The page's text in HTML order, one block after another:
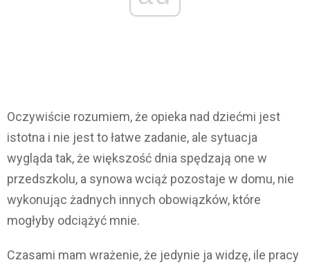
Oczywiście rozumiem, że opieka nad dziećmi jest
istotna i nie jest to łatwe zadanie, ale sytuacja
wygląda tak, że większość dnia spędzają one w
przedszkolu, a synowa wciąż pozostaje w domu, nie
wykonując żadnych innych obowiązków, które
mogłyby odciążyć mnie.
Czasami mam wrażenie, że jedynie ja widzę, ile pracy